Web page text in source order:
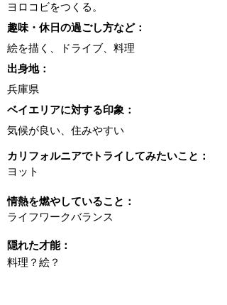
ヨロコビをつくる。
趣味・休日の過ごし方など：
絵を描く、ドライブ、料理
出身地：
兵庫県
ベイエリアに対する印象：
気候が良い、住みやすい
カリフォルニアでトライしてみたいこと：
ヨット
情熱を燃やしていること：
ライフワークバランス
隠れた才能：
料理？絵？